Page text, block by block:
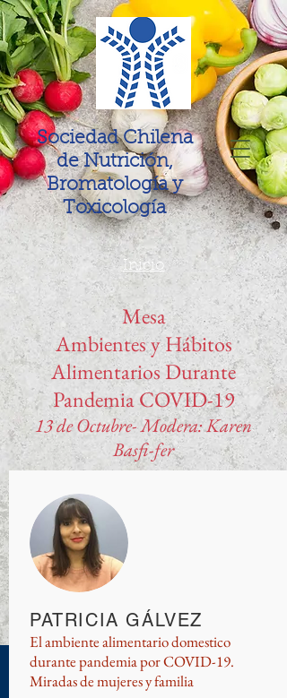
Sociedad Chilena
de Nutrición,
Bromatología y
Toxicología
Inicio
Mesa
Ambientes y Hábitos
Alimentarios Durante
Pandemia COVID-19
13 de Octubre- Modera: Karen
Basfi-fer
PATRICIA GÁLVEZ
El ambiente alimentario domestico
durante pandemia por COVID-19.
Miradas de mujeres y familia